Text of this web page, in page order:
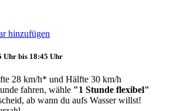
hinzufügen
Uhr bis 18:45 Uhr
28 km/h* und Hälfte 30 km/h
fahren, wähle "1 Stunde flexibel"
ab wann du aufs Wasser willst!